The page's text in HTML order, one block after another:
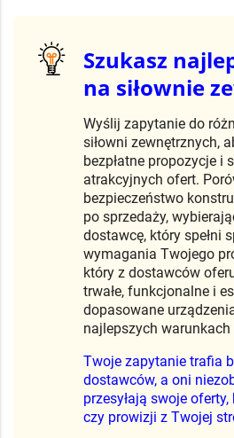
Szukasz
na siłownie
Wyślij zapytanie do
siłowni zewnętrznych,
bezpłatne propozycje i
atrakcyjnych ofert.
bezpieczeństwo
po sprzedaży,
dostawcę, który spełni
wymagania Twojego
który z dostawców
dopasowane
najlepszych warunkach
Twoje zapytanie trafia